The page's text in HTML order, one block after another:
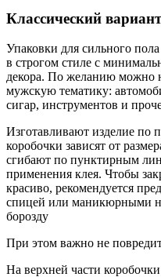
Классический вариант
Упаковки для сильного
в строгом стиле с
декора. По желанию можно
мужскую тематику:
сигар, инструментов и
Изготавливают изделие по
коробочки зависят от
сгибают по пунктирным
применения клея. Чтобы
красиво, рекомендуется
спицей или маникюрными
борозду
При этом важно не
На верхней части